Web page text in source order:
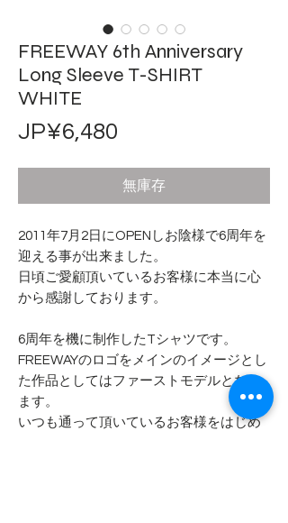
FREEWAY 6th Anniversary
Long Sleeve T-SHIRT
WHITE
JP¥6,480
無庫存
2011年7月2日にOPENしお陰様で6周年を
迎える事が出来ました。
日頃ご愛顧頂いているお客様に本当に心
から感謝しております。
6周年を機に制作したTシャツです。
FREEWAYのロゴをメインのイメージとし
た作品としてはファーストモデルとなり
ます。
いつも通って頂いているお客様をはじめ